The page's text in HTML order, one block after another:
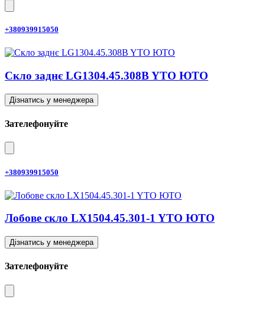
+380939915050
Скло заднє LG1304.45.308B YTO ЮТО
Дізнатись у менеджера
Зателефонуйте
+380939915050
Лобове скло LX1504.45.301-1 YTO ЮТО
Дізнатись у менеджера
Зателефонуйте